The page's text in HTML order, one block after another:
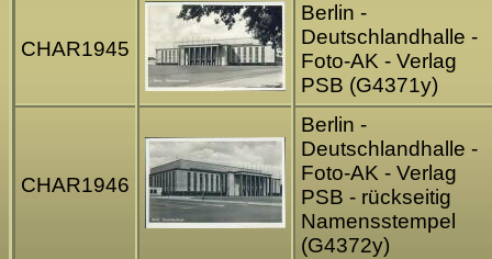
CHAR1945
Berlin -
Deutschlandhalle -
Foto-AK - Verlag
PSB (G4371y)
CHAR1946
Berlin -
Deutschlandhalle -
Foto-AK - Verlag
PSB - rückseitig
Namensstempel
(G4372y)